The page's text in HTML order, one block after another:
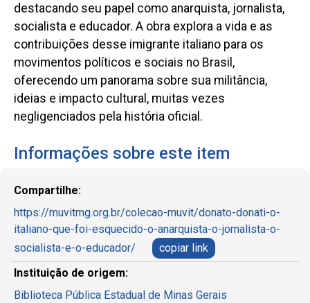
destacando seu papel como anarquista, jornalista,
socialista e educador. A obra explora a vida e as
contribuições desse imigrante italiano para os
movimentos políticos e sociais no Brasil,
oferecendo um panorama sobre sua militância,
ideias e impacto cultural, muitas vezes
negligenciados pela história oficial.
Informações sobre este item
Compartilhe:
https://muvitmg.org.br/colecao-muvit/donato-donati-o-
italiano-que-foi-esquecido-o-anarquista-o-jornalista-o-
socialista-e-o-educador/
copiar link
Instituição de origem:
Biblioteca Pública Estadual de Minas Gerais